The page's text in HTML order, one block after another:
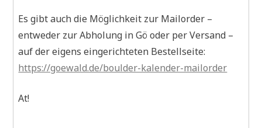
Es gibt auch die Möglichkeit zur Mailorder –
entweder zur Abholung in Gö oder per Versand –
auf der eigens eingerichteten Bestellseite:
https://goewald.de/boulder-kalender-mailorder
At!